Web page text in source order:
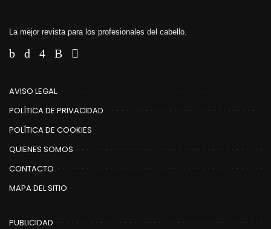
La mejor revista para los profesionales del cabello.
AVISO LEGAL
POLÍTICA DE PRIVACIDAD
POLÍTICA DE COOKIES
QUIENES SOMOS
CONTACTO
MAPA DEL SITIO
PUBLICIDAD